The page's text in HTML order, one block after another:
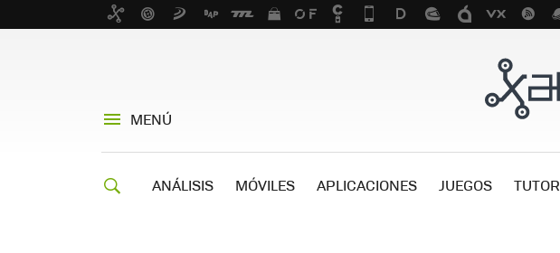
MENÚ
ANÁLISIS MÓVILES APLICACIONES JUEGOS